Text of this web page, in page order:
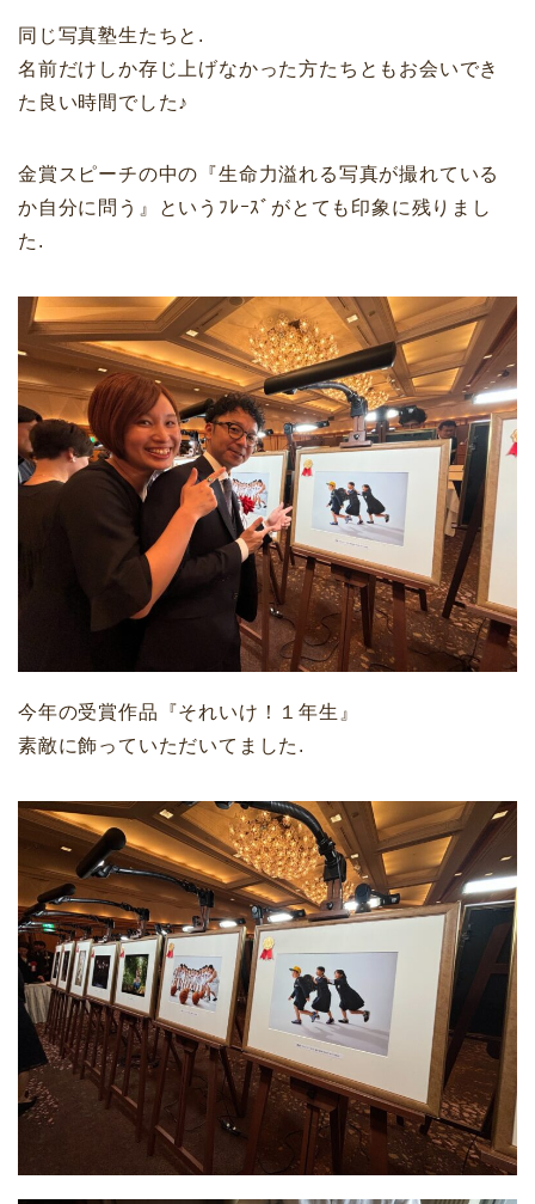
同じ写真塾生たちと.
名前だけしか存じ上げなかった方たちともお会いでき
た良い時間でした♪
金賞スピーチの中の『生命力溢れる写真が撮れている
か自分に問う』というﾌﾚｰｽﾞがとても印象に残りまし
た.
今年の受賞作品『それいけ！１年生』
素敵に飾っていただいてました.